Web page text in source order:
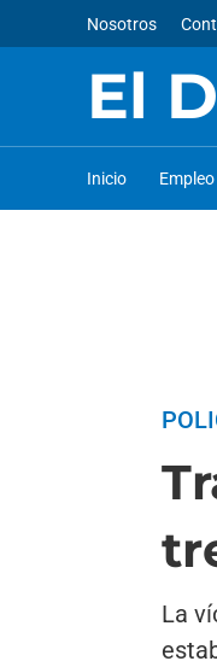
Nosotros
El
Inicio Empleo
La